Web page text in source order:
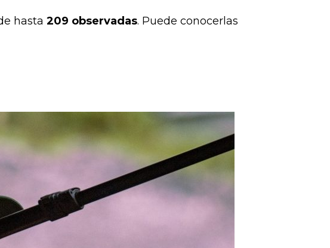
hasta 209 observadas. Puede conocerlas